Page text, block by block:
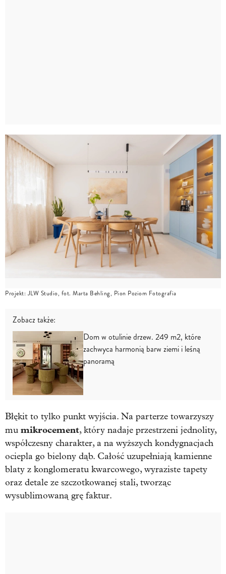
Projekt: JLW Studio, fot. Marta Behling, Pion Poziom Fotografia
Zobacz także:
Dom w otulinie drzew. 249 m2, które
zachwyca harmonią barw ziemi i leśną
panoramą
Błękit to tylko punkt wyjścia. Na parterze towarzyszy
mu mikrocement, który nadaje przestrzeni jednolity,
współczesny charakter, a na wyższych kondygnacjach
ociepla go bielony dąb. Całość uzupełniają kamienne
blaty z konglomeratu kwarcowego, wyraziste tapety
oraz detale ze szczotkowanej stali, tworząc
wysublimowaną grę faktur.